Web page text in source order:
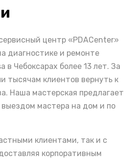
центр «PDACenter»
диагностике и ремонте
в Чебоксарах более 13 лет. За
тысячам клиентов вернуть к
Наша мастерская предлагает
выездом мастера на дом и по
клиентами, так и с
корпоративным